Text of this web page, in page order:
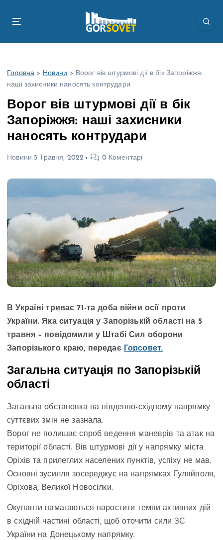
Головна > Новини > Ворог вів штурмові дії в бік Запоріжжя:
наші захисники наносять контрудари
Ворог вів штурмові дії в бік
Запоріжжя: наші захисники
наносять контрудари
Новини 5 Травня, 2022 0 Коментарі
В Україні триває 71-та доба війни осії проти
України. Яка ситуація у Запорізькій області на 5
травня – повідомили у Штабі Сил оборони
Запорізького краю, передає
Горсовет.
Загальна ситуація по Запорізькій
області
Загальна обстановка на південно-східному напрямку
суттєвих змін не зазнала.
Ворог не полишає спроб ведення маневрів та атак на
території області. Вів штурмові дії у напрямку міста
Оріхів та прилеглих населених пунктів, успіху не мав.
Основні зусилля зосереджує на напрямках Гуляйполя,
Оріхова, Великої Новосілки.
Окупанти намагаються наростити темпи активних дій
в східній частині області, щоб оточити сили ЗС
України на Донецькому напрямку.